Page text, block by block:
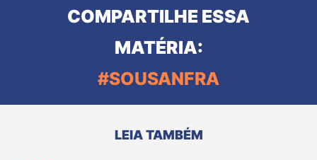
COMPARTILHE ESSA
MATÉRIA:
#SOUSANFRA
LEIA TAMBÉM